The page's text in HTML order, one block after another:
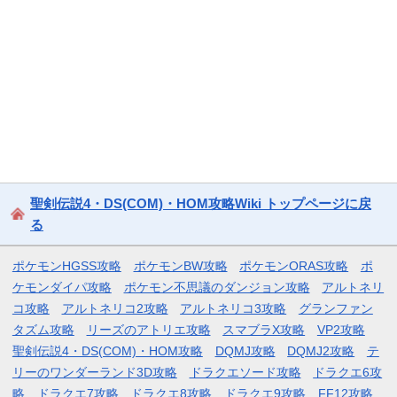
聖剣伝説4・DS(COM)・HOM攻略Wiki トップページに戻
る
ポケモンHGSS攻略 ポケモンBW攻略 ポケモンORAS攻略
ポ
ケモンダイパ攻略
ポケモン不思議のダンジョン攻略
アルトネリ
コ攻略
アルトネリコ2攻略 アルトネリコ3攻略
グランファン
タズム攻略
リーズのアトリエ攻略 スマブラX攻略
VP2攻略
聖剣伝説4・DS(COM)・HOM攻略
DQMJ攻略 DQMJ2攻略
テ
リーのワンダーランド3D攻略
ドラクエソード攻略
ドラクエ6攻
略
ドラクエ7攻略 ドラクエ8攻略 ドラクエ9攻略 FF12攻略